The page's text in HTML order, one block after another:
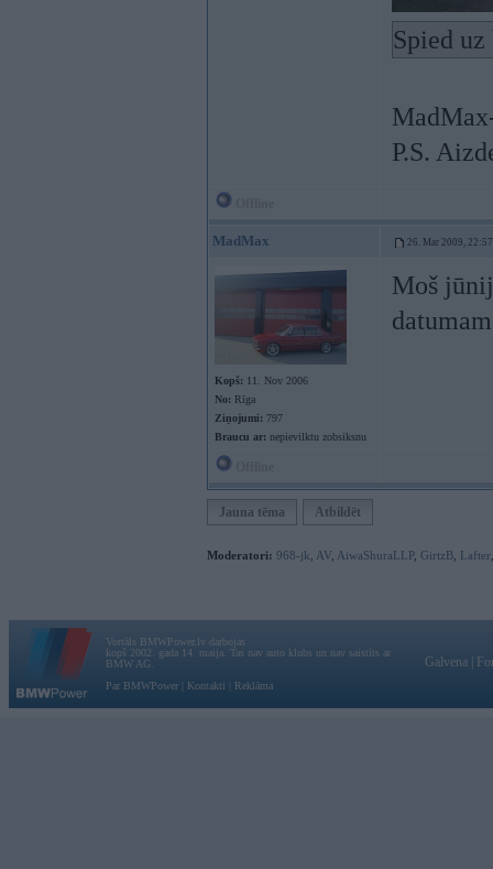
Spied
P.S.
MadMax 26. Mar 2009, 22:57
Kopš: 11. Nov 2006
No: Rīga
Ziņojumi: 797
Braucu ar: nepievilktu zobsiksnu
Moš
Jauna tēma Atbildēt
Moderatori: 968-jk AV AiwaShuraLLP, GirtzB Lafter
Vortāls BMWPower.lv darbojas
kopš 2002. gada 14. maija. Tas nav auto klubs un nav saistīts ar
BMW AG.
Par BMWPower
Kontakti Reklāma
Galvena